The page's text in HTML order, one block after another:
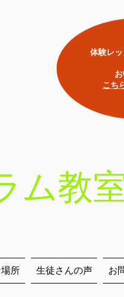
ム教
体験レッ
こち
所 生徒さんの声 お